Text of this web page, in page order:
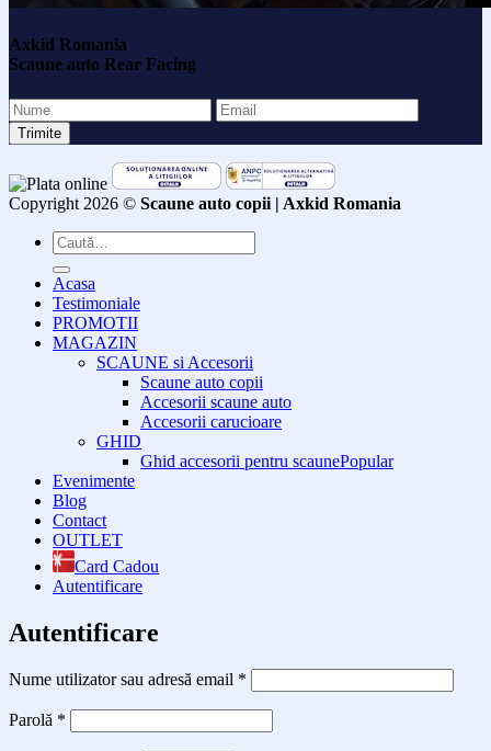
Axkid Romania
Scaune auto Rear Facing
Copyright 2026 © Scaune auto copii | Axkid Romania
Caută
după:
Acasa
Testimoniale
PROMOTII
MAGAZIN
SCAUNE si Accesorii
Scaune auto copii
Accesorii scaune auto
Accesorii carucioare
GHID
Ghid accesorii pentru scaune
Evenimente
Blog
Contact
OUTLET
Card Cadou
Autentificare
Autentificare
Nume utilizator sau adresă email *
Parolă *